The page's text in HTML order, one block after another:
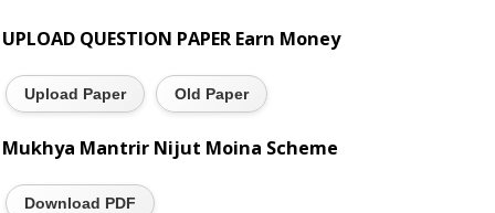
UPLOAD QUESTION PAPER Earn Money
Upload Paper Old Paper
Mukhya Mantrir Nijut Moina Scheme
Download PDF